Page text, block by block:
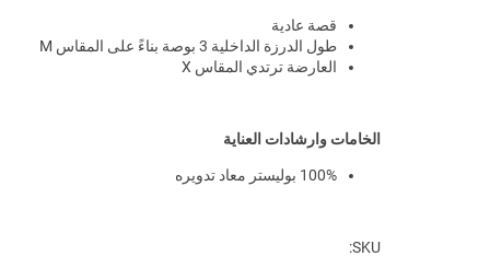
قصة عادية
طول الدرزة الداخلية 3 بوصة بناءً على المقاس M
العارضة ترتدي المقاس X
الخامات وارشادات العناية
100% بوليستر معاد تدويره
SKU: